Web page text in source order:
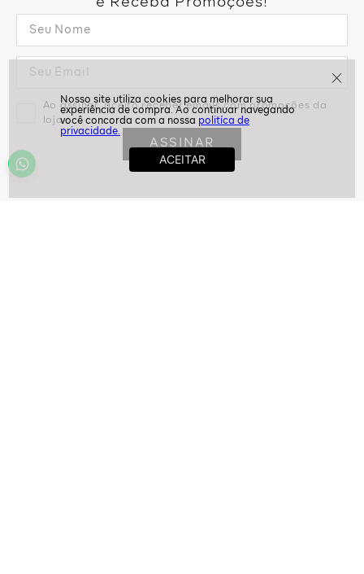
politíca de
privacidade.
e Receba Promoções!
Ao assinar, aceito receber emails com promoções da
loja
ASSINAR